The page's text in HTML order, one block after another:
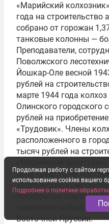
«Марийский
года на
собрано от горожан
танковые колонны —
Преподаватели,
Поволжского
Йошкар-Оле весной
рублей на
марте 1944 года
Олинского городского
рублей на
«Трудовик». Члены
расположенного в
тысяч рублей на
сбор средств на
«Марийский
эскадрилья
самолетов отбыла на
Восточной Пруссии.
Продолжая работу с сайтом
использование cookies вашего
Подробнее о политике